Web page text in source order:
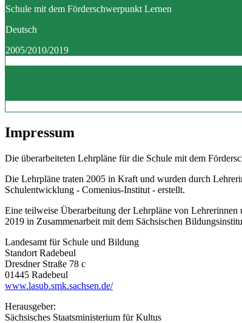
Schule mit dem Förderschwerpunkt Lernen
Deutsch
2005/2010/2019
Impressum
Die überarbeiteten Lehrpläne für die Schule mit dem
Die Lehrpläne traten 2005 in Kraft und wurden durch
Schulentwicklung - Comenius-Institut - erstellt.
Eine teilweise Überarbeitung der Lehrpläne von
2019 in Zusammenarbeit mit dem Sächsischen
Landesamt für Schule und Bildung
Standort Radebeul
Dresdner Straße 78 c
01445 Radebeul
www.lasub.smk.sachsen.de/
Herausgeber:
Sächsisches Staatsministerium für Kultus